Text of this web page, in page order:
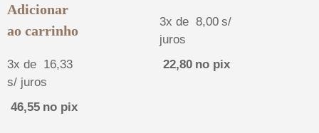
Adicionar
ao carrinho
3x de 16,33
s/ juros
46,55 no pix
3x de 8,00 s/
juros
22,80 no pix